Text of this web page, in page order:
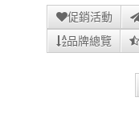
促銷活動
品牌總覽